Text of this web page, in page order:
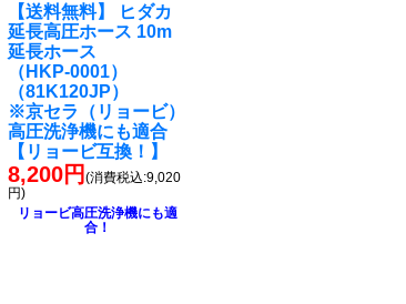
【送料無料】 ヒダカ
延長高圧ホース 10m
延長ホース
（HKP-0001）
（81K120JP）
※京セラ（リョービ）
高圧洗浄機にも適合
【リョービ互換！】
8,200円(消費税込:9,020
円)
リョービ高圧洗浄機にも適
合！